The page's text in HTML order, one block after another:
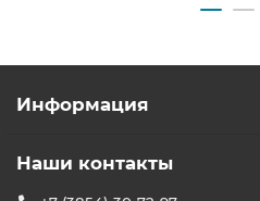
Информация
Наши контакты